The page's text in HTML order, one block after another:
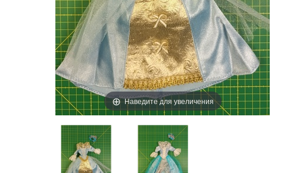
Наведите для увеличения